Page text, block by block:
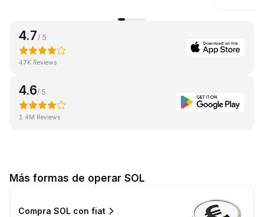
4.7 / 5
47K Reviews
4.6/ 5
1.4M Reviews
Más formas de operar SOL
Compra SOL con fiat